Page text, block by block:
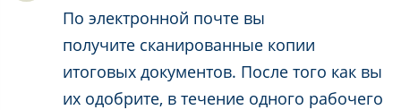
По электронной почте вы
получите сканированные копии
итоговых документов. После того как вы
их одобрите, в течение одного рабочего